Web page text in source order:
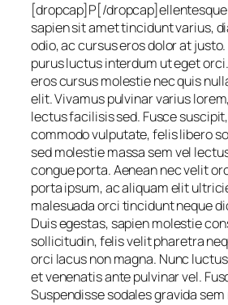
[dropcap]P[/
sapien sit amet tincidunt varius,
odio, ac cursus eros dolor at
purus luctus interdum ut eget
eros cursus molestie nec quis
elit. Vivamus pulvinar varius
lectus facilisis sed. Fusce
commodo vulputate, felis libero
sed molestie massa sem vel
congue porta. Aenean nec velit
porta ipsum, ac aliquam elit
malesuada orci tincidunt neque
Duis egestas, sapien molestie
sollicitudin, felis velit pharetra
orci lacus non magna. Nunc
et venenatis ante pulvinar vel.
Suspendisse sodales gravida